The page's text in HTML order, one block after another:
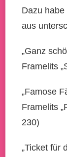
Dazu habe
aus
„Ganz
Framelits
„Famose
Framelits
230)
„Ticket für